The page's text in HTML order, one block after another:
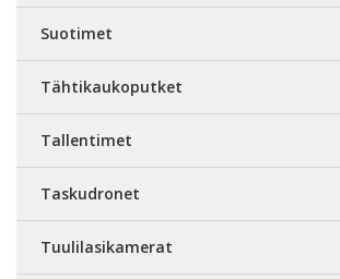
Suotimet
Tähtikaukoputket
Tallentimet
Taskudronet
Tuulilasikamerat